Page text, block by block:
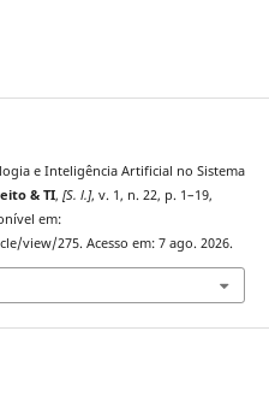
e Inteligência Artificial no Sistema
& TI, [S. l.], v. 1, n. 22, p. 1–19,
em:
275. Acesso em: 7 ago. 2026.